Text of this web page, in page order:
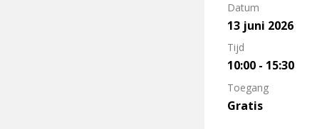
Datum
13 juni 2026
Tijd
10:00 - 15:30
Toegang
Gratis